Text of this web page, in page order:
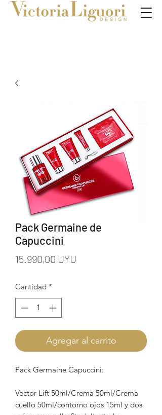
Pack Germaine de
Capuccini
15.990,00 UYU
Cantidad *
Agregar al carrito
Pack Germaine Capuccini:
Vector Lift 50ml/Crema 50ml/Crema
cuello 50ml/contorno ojos 15ml y dos